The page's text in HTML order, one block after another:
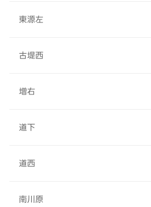
東源左
古堤西
増右
道下
道西
南川原